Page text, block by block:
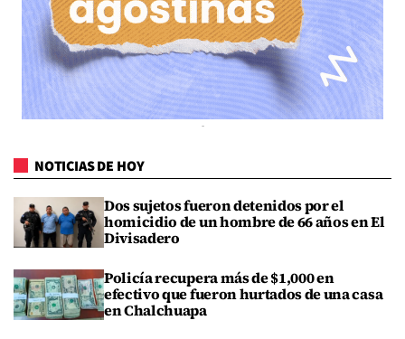
NOTICIAS DE HOY
Dos sujetos fueron detenidos por el
homicidio de un hombre de 66 años en El
Divisadero
Policía recupera más de $1,000 en
efectivo que fueron hurtados de una casa
en Chalchuapa